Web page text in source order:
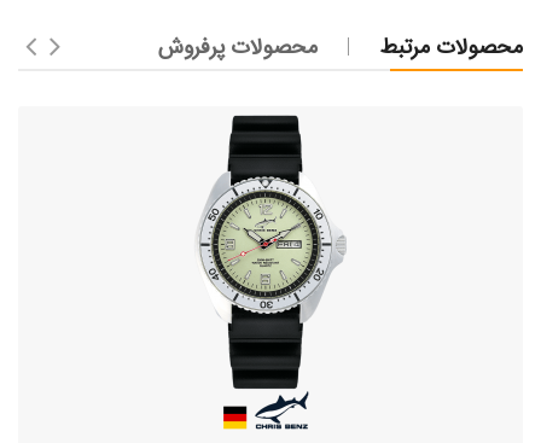
محصولات مرتبط محصولات پرفروش